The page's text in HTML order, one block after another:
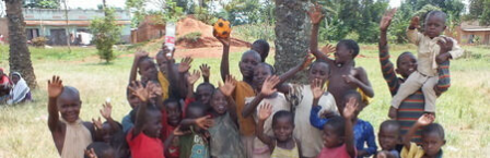
Zum Hauptinhalt springen
Erklärung zur Barrierefreiheit anzeigen